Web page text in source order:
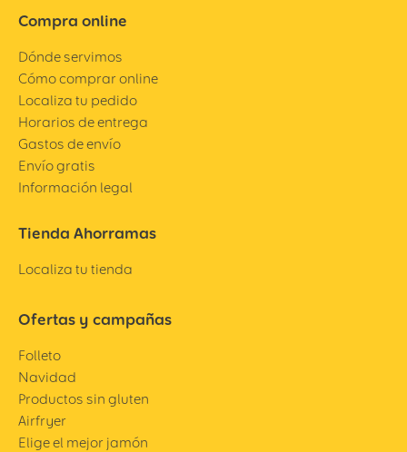
Compra online
Dónde servimos
Cómo comprar online
Localiza tu pedido
Horarios de entrega
Gastos de envío
Envío gratis
Información legal
Tienda Ahorramas
Localiza tu tienda
Ofertas y campañas
Folleto
Navidad
Productos sin gluten
Airfryer
Elige el mejor jamón